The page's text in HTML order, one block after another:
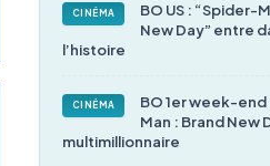
CINÉMA
BO US : “Spider-
New Day” entre
l’histoire
CINÉMA
BO 1er week-
Man : Brand New
multimillionnaire